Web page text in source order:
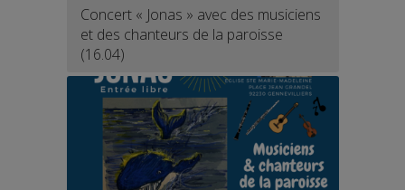
Concert « Jonas » avec des musiciens
et des chanteurs de la paroisse
(16.04)